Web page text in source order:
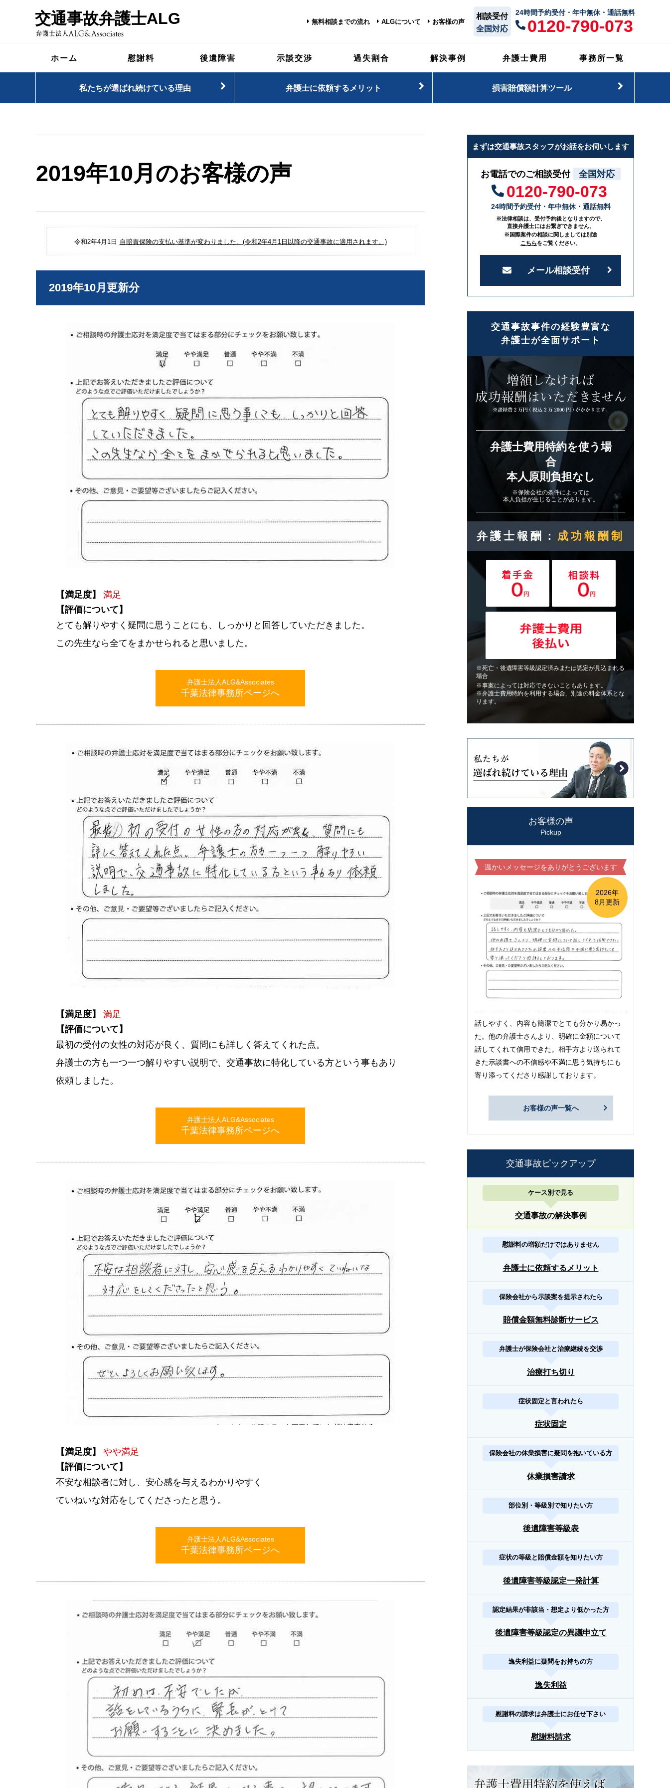
交通事故弁護士ALG 無料相談までの流れ ALGについて お客様の声
相談受付
全国対応
24時間予約受付・年中無休・通話無料
0120-790-073
ホーム 慰謝料 後遺障害 示談交渉 過失割合 解決事例 弁護士費用 事務所一覧
私たちが選ばれ続けている理由 弁護士に依頼するメリット 損害賠償額計算ツール
2019年10月のお客様の声
令和2年4月1日 自賠責保険の支払い基準が変わりました。(令和2年4月1日以降の交通事故に適用されます。)
2019年10月更新分
【満足度】
満足
【評価について】
とても解りやすく疑問に思うことにも、しっかりと回答していただきました。
この先生なら全てをまかせられると思いました。
弁護士法人ALG&Associates
千葉法律事務所ページへ
【満足度】
満足
【評価について】
最初の受付の女性の対応が良く、質問にも詳しく答えてくれた点。
弁護士の方も一つ一つ解りやすい説明で、交通事故に特化している方という事もあり
依頼しました。
弁護士法人ALG&Associates
千葉法律事務所ページへ
【満足度】
やや満足
【評価について】
不安な相談者に対し、安心感を与えるわかりやすく
ていねいな対応をしてくださったと思う。
弁護士法人ALG&Associates
千葉法律事務所ページへ
まずは交通事故スタッフがお話をお伺いします
お電話でのご相談受付 全国対応
0120-790-073
24時間予約受付・年中無休・通話無料
※法律相談は、受付予約後となりますので、
直接弁護士にはお繋ぎできません。
※国際案件の相談に関しましては別途
こちらをご覧ください。
メール相談受付
交通事故事件の経験豊富な
弁護士が全面サポート
弁護士費用特約を使う場
合
本人原則負担なし
※保険会社の条件によっては
本人負担が生じることがあります。
弁護士報酬： 成功報酬制
※死亡・後遺障害等級認定済みまたは認定が見込まれる
場合
※事案によっては対応できないこともあります。
※弁護士費用特約を利用する場合、別途の料金体系とな
ります。
お客様の声
Pickup
温かいメッセージをありがとうございます
2026年
8月更新
話しやすく、内容も簡潔でとても分かり易かっ
た。他の弁護士さんより、明確に金額について
話してくれて信用できた。相手方より送られて
きた示談書への不信感や不満に思う気持ちにも
寄り添ってくださり感謝しております。
お客様の声一覧へ
交通事故ピックアップ
ケース別で見る
交通事故の解決事例
慰謝料の増額だけではありません
弁護士に依頼するメリット
保険会社から示談案を提示されたら
賠償金額無料診断サービス
弁護士が保険会社と治療継続を交渉
治療打ち切り
症状固定と言われたら
症状固定
保険会社の休業損害に疑問を抱いている方
休業損害請求
部位別・等級別で知りたい方
後遺障害等級表
症状の等級と賠償金額を知りたい方
後遺障害等級認定一発計算
認定結果が非該当・想定より低かった方
後遺障害等級認定の異議申立て
逸失利益に疑問をお持ちの方
逸失利益
慰謝料の請求は弁護士にお任せ下さい
慰謝料請求